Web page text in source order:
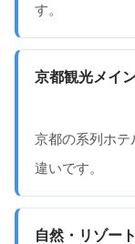
す。
京都観光メイ
京都の系列ホテ
違いです。
自然・リゾー